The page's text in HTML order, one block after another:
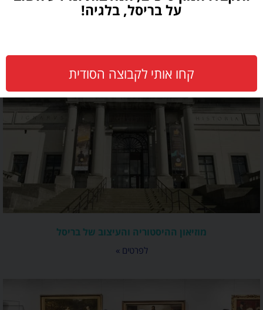
לפרטים »
מוזיאון ההיסטוריה והעיצוב של בריסל
לפרטים »
על בריסל, בלגיה!
קחו אותי לקבוצה הסודית